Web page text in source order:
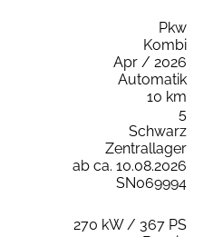
Pkw
Kombi
Apr / 2026
Automatik
10 km
5
Schwarz
Zentrallager
ab ca. 10.08.2026
SN069994
270 kW / 367 PS